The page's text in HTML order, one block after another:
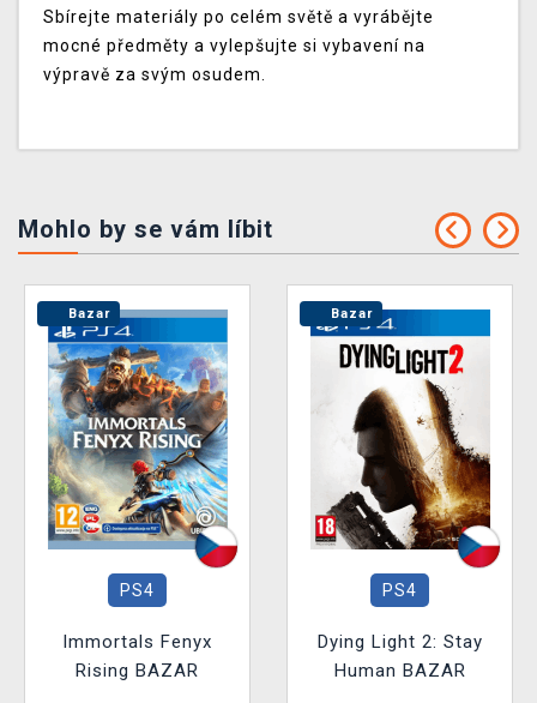
Sbírejte materiály po celém světě a vyrábějte
mocné předměty a vylepšujte si vybavení na
výpravě za svým osudem.
Mohlo by se vám líbit
Bazar
PS4
Immortals Fenyx
Rising BAZAR
Bazar
PS4
Dying Light 2: Stay
Human BAZAR